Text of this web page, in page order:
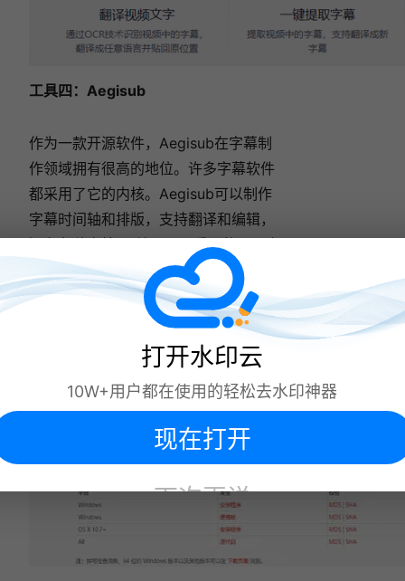
工具四： Aegisub
作为一款开源软件，Aegisub在字幕制
作领域拥有很高的地位。许多字幕软件
都采用了它的内核。Aegisub可以制作
字幕时间轴和排版，支持翻译和编辑，
还有各种卡拉OK效果。最重要的是，它
完全免费，非常适合学生群体使用。
打开水印云
10W+用户都在使用的轻松去水印神器
现在打开
下次再说